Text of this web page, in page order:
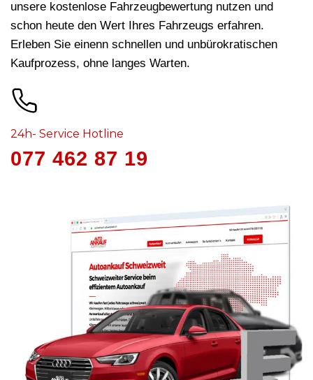
unsere kostenlose Fahrzeugbewertung nutzen und
schon heute den Wert Ihres Fahrzeugs erfahren.
Erleben Sie einenn schnellen und unbürokratischen
Kaufprozess, ohne langes Warten.
24h- Service Hotline
077 462 87 19